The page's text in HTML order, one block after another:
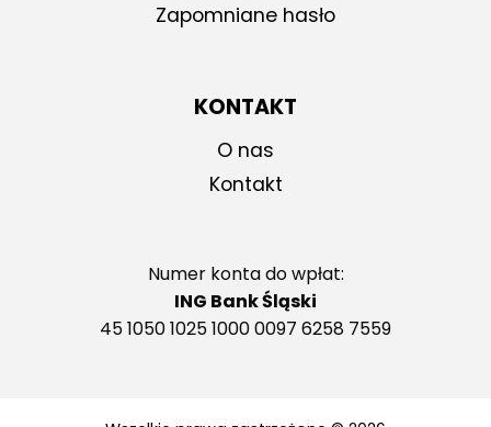
Zapomniane hasło
KONTAKT
O nas
Kontakt
Numer konta do wpłat:
ING Bank Śląski
45 1050 1025 1000 0097 6258 7559